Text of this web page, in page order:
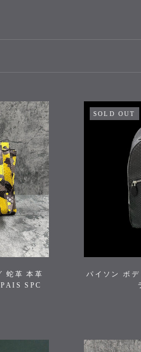
蛇革 本革
SPC
SOLD OUT
パイソン ボ